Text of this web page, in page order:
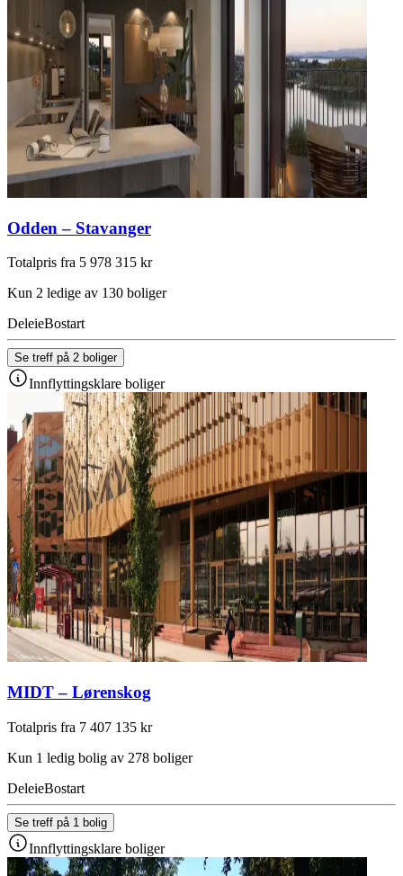
Odden – Stavanger
Totalpris fra 5 978 315 kr
Kun 2 ledige av 130 boliger
DeleieBostart
Se treff på 2 boliger
Innflyttingsklare boliger
MIDT – Lørenskog
Totalpris fra 7 407 135 kr
Kun 1 ledig bolig av 278 boliger
DeleieBostart
Se treff på 1 bolig
Innflyttingsklare boliger